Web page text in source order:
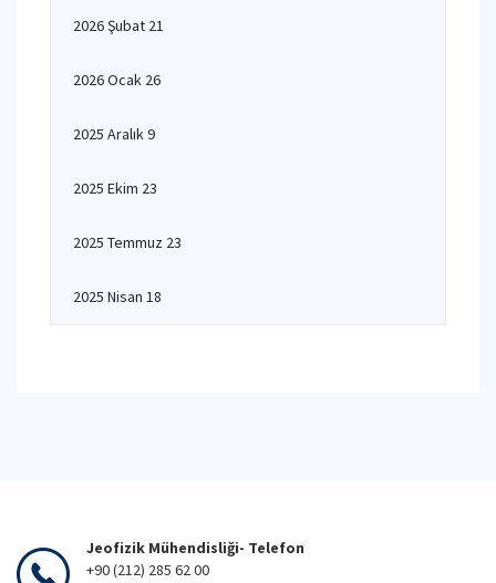
2026 Şubat 21
2026 Ocak 26
2025 Aralık 9
2025 Ekim 23
2025 Temmuz 23
2025 Nisan 18
Jeofizik Mühendisliği- Telefon
+90 (212) 285 62 00